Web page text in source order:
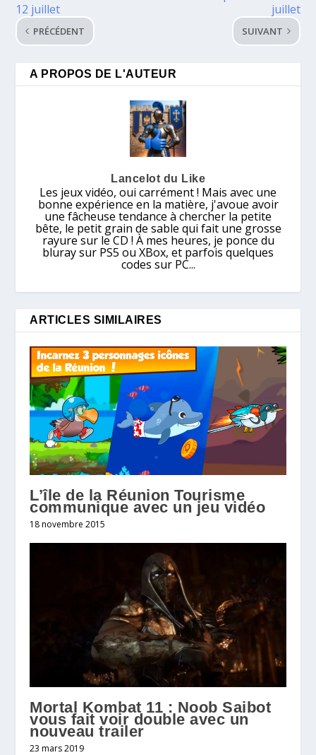
12 juillet
PRÉCÉDENT
juillet
SUIVANT
A PROPOS DE L'AUTEUR
Lancelot du Like
Les jeux vidéo, oui carrément ! Mais avec une
bonne expérience en la matière, j'avoue avoir
une fâcheuse tendance à chercher la petite
bête, le petit grain de sable qui fait une grosse
rayure sur le CD ! À mes heures, je ponce du
bluray sur PS5 ou XBox, et parfois quelques
codes sur PC...
ARTICLES SIMILAIRES
L’île de la Réunion Tourisme
communique avec un jeu vidéo
18 novembre 2015
Mortal Kombat 11 : Noob Saibot
vous fait voir double avec un
nouveau trailer
23 mars 2019